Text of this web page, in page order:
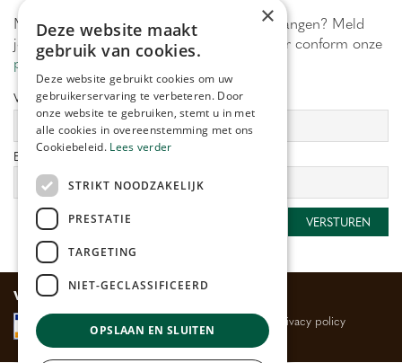
Maximaal 1 keer per week onze acties ontvangen? Meld
je aan! Wij verwerken jouw gegevens secuur conform onze
privacy policy.
Voornaam: Achternaam:
E-mailadres:
Veilig betalen
Algemene voorwaarden Privacy policy
×
Deze website maakt
gebruik van cookies.
Deze website gebruikt cookies om uw
gebruikerservaring te verbeteren. Door
onze website te gebruiken, stemt u in met
alle cookies in overeenstemming met ons
Cookiebeleid. Lees verder
STRIKT NOODZAKELIJK
PRESTATIE
TARGETING
NIET-GECLASSIFICEERD
OPSLAAN EN SLUITEN